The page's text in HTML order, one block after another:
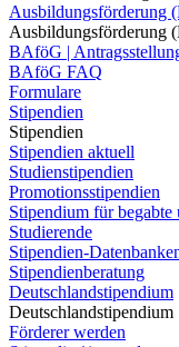
Ausbildungsförderung
Ausbildungsförderung
BAföG |
BAföG FAQ
Formulare
Stipendien
Stipendien
Stipendien aktuell
Studienstipendien
Promotionsstipendien
Stipendium für begabte
Studierende
Stipendien-
Stipendienberatung
Deutschlandstipendium
Deutschlandstipendium
Förderer werden